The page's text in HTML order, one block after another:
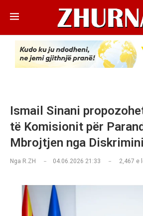
Ismail Sinani
të Komisionit për
Mbrojtjen nga
Nga R.ZH 04.06.2026 21:33 2,467 e